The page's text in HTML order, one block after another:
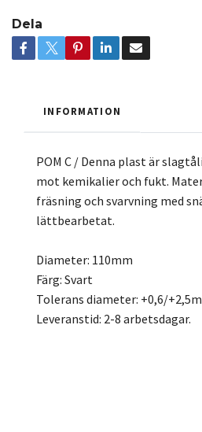
Dela
INFORMATION
POM C / Denna plast är
mot kemikalier och fukt.
fräsning och svarvning med
lättbearbetat.
Diameter: 110mm
Färg: Svart
Tolerans diameter: +0,6/
Leveranstid: 2-8 arbetsdagar.